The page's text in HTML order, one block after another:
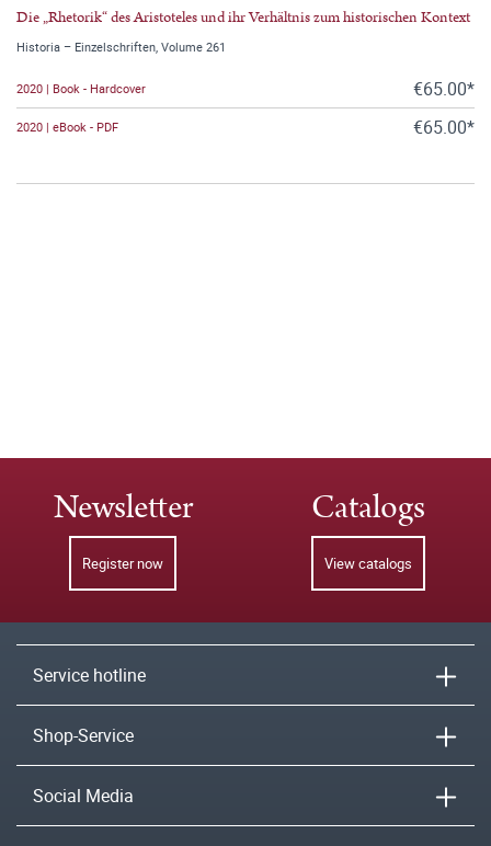
Die „Rhetorik“ des Aristoteles und ihr Verhältnis zum historischen Kontext
Historia – Einzelschriften, Volume 261
2020 | Book - Hardcover €65.00*
2020 | eBook - PDF €65.00*
Newsletter
Register now
Catalogs
View catalogs
Service hotline
Shop-Service
Social Media